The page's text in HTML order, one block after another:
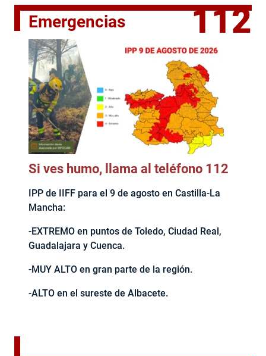
Emergencias 112
Si ves humo, llama al teléfono 112
IPP de IIFF para el 9 de agosto en Castilla-La
Mancha:
-EXTREMO en puntos de Toledo, Ciudad Real,
Guadalajara y Cuenca.
-MUY ALTO en gran parte de la región.
-ALTO en el sureste de Albacete.